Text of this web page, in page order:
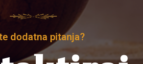
dodatna pitanja?